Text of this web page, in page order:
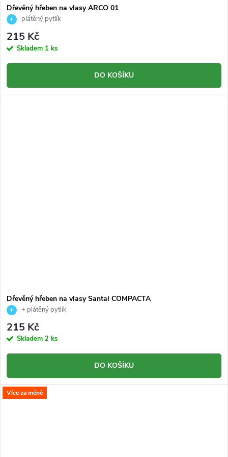
Dřevěný hřeben na vlasy ARCO 01
plátěný pytlík
215 Kč
Skladem 1 ks
DO KOŠÍKU
Dřevěný hřeben na vlasy Santal COMPACTA
+ plátěný pytlík
215 Kč
Skladem 2 ks
DO KOŠÍKU
Více za méně